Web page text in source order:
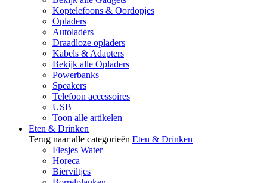
Koptelefoons & Oordopjes
Opladers
Autoladers
Draadloze opladers
Kabels & Adapters
Bekijk alle Opladers
Powerbanks
Speakers
Telefoon accessoires
USB
Toon alle artikelen
Eten & Drinken
Terug naar alle categorieën Eten & Drinken
Flesjes Water
Horeca
Bierviltjes